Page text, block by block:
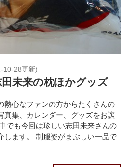
10-28更新)
田未来の枕ほかグッズ
熱心なファンの方からたくさんの
真集、カレンダー、グッズをお譲
でも今回は珍しい志田未来さんの
します。 制服姿がまぶしい一品で